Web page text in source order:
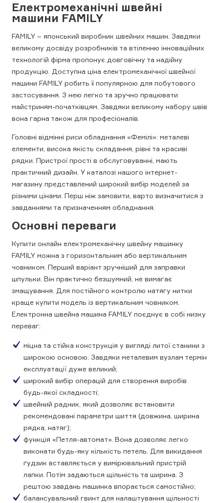
Електромеханічні швейні
машини FAMILY
FAMILY – японський виробник швейних машин. Завдяки
великому досвіду розробників та втіленню інноваційних
технологій фірма пропонує довговічну та надійну
продукцію. Доступна ціна електромеханічної швейної
машини FAMILY робить її популярною для побутового
застосування. З нею легко та зручно працювати
майстриням-початківцям. Завдяки великому набору швів
вона гарна також для професіоналів.
Головні відмінні риси обладнання «Фемілі»: металеві
елементи, висока якість складання, рівні та красиві
рядки. Пристрої прості в обслуговуванні, мають
практичний дизайн. У каталозі нашого інтернет-
магазину представлений широкий вибір моделей за
різними цінами. Перш ніж замовити, варто визначитися з
завданнями та призначенням обладнання.
Основні переваги
Купити онлайн електромеханічну швейну машинку
FAMILY можна з горизонтальним або вертикальним
човником. Перший варіант зручніший для заправки
шпульки. Він практично безшумний, не вимагає
змащування. Для постійного контролю натягу нитки
краще купити модель із вертикальним човником.
Електронна швейна машина FAMILY поєднує в собі низку
переваг:
міцна та стійка конструкція у вигляді литої станини з
широкою основою. Завдяки металевим вузлам термін
експлуатації дуже великий;
широкий вибір операцій для створення виробів
будь-якої складності;
швейний радник, який дозволяє встановити
рекомендовані параметри шиття (довжина, ширина
рядка, натяг);
функція «Петля-автомат». Вона дозволяє легко
виконати будь-яку кількість петель. Для викидання
ґудзик вставляється у вимірювальний пристрій
лапки. Потім задаються щільність та ширина. З
рештою завдань машинка впорається самостійно;
балансувальний гвинт для налаштування щільності